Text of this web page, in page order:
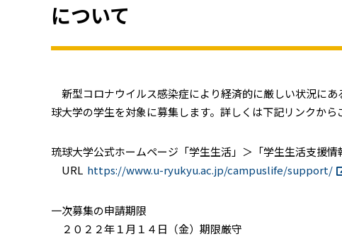
について
新型コロナウイルス感染症により経済的に厳しい状況に
球大学の学生を対象に募集します。詳しくは下記リンクから
琉球大学公式ホームページ「学生生活」＞「学生生活支援情
URL https://www.u-ryukyu.ac.jp/campuslife/support/
一次募集の申請期限
２０２２年１月１４日（金）期限厳守